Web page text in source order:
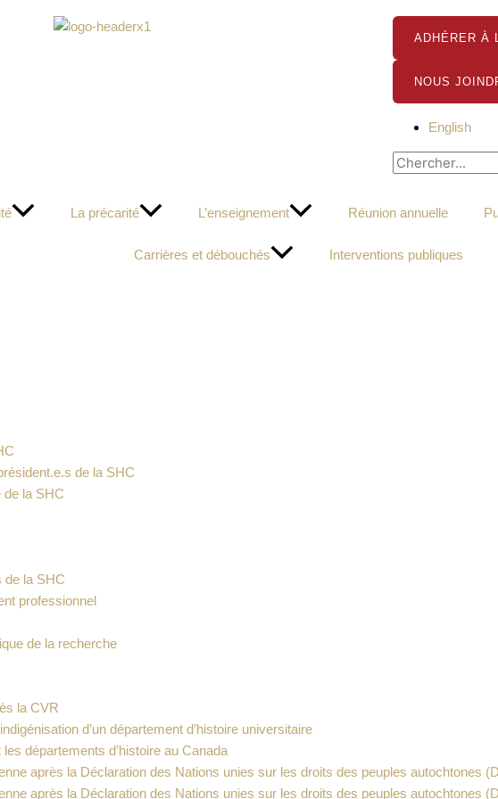
ADHÉRER À
NOUS
English
Rechercher
La précarité L’enseignement Réunion annuelle
Carrières et débouchés Interventions publiques
de la SHC
de la SHC
de la SHC
professionnel
de la recherche
la CVR
d’un département d’histoire universitaire
départements d’histoire au Canada
après la Déclaration des Nations unies sur les droits des peuples autochtones
après la Déclaration des Nations unies sur les droits des peuples autochtones